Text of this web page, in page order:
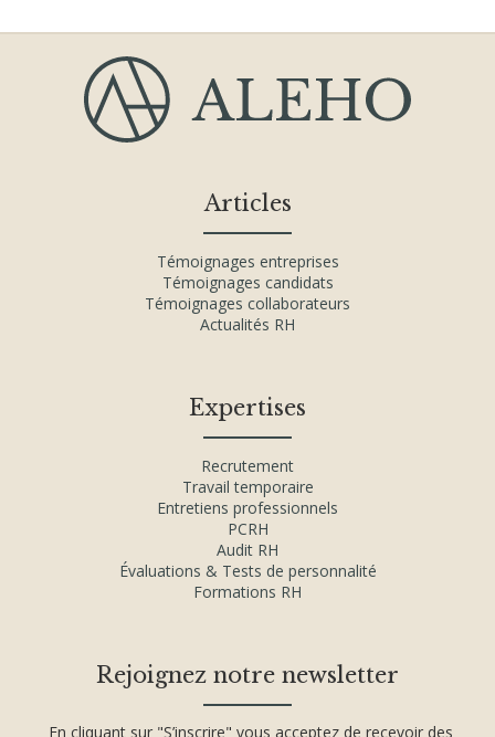
Articles
Témoignages entreprises
Témoignages candidats
Témoignages collaborateurs
Actualités RH
Expertises
Recrutement
Travail temporaire
Entretiens professionnels
PCRH
Audit RH
Évaluations & Tests de personnalité
Formations RH
Rejoignez notre newsletter
En cliquant sur "S’inscrire" vous acceptez de recevoir des